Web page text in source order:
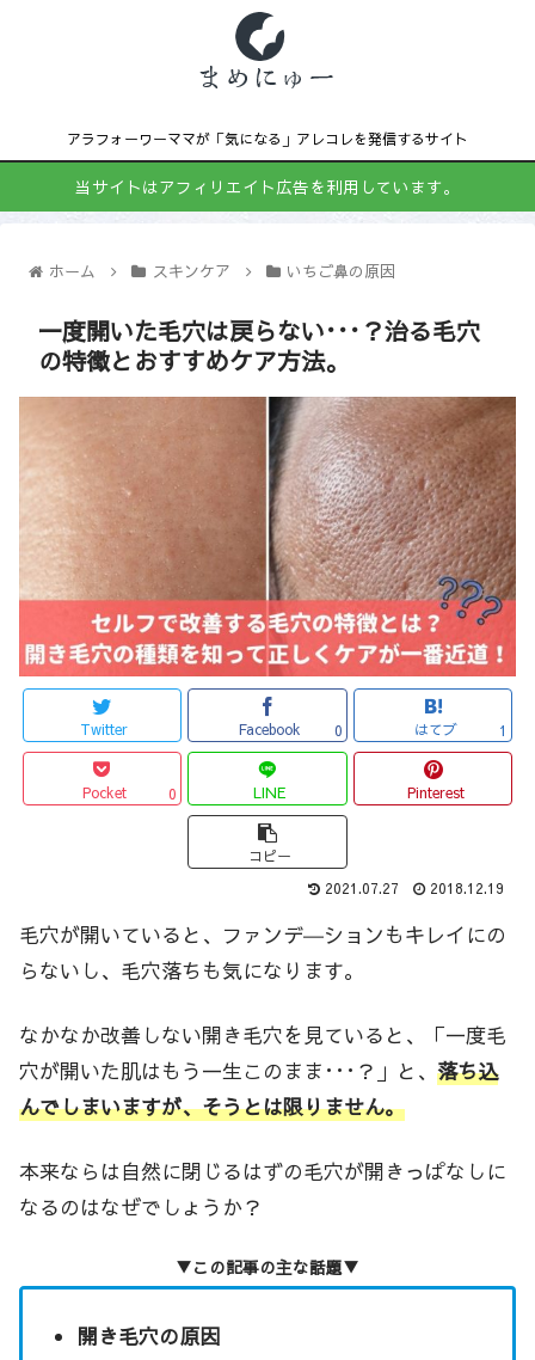
アラフォーワーママが「気になる」アレコレを発信するサイト
当サイトはアフィリエイト広告を利用しています。
ホーム スキンケア いちご鼻の原因
一度開いた毛穴は戻らない･･･？治る毛穴
の特徴とおすすめケア方法。
Twitter Facebook 0 はてブ 1
Pocket 0 LINE Pinterest
コピー
2021.07.27
2018.12.19
毛穴が開いていると、ファンデ―ションもキレイにの
らないし、毛穴落ちも気になります。
なかなか改善しない開き毛穴を見ていると、「一度毛
穴が開いた肌はもう一生このまま･･･？」と、 落ち込
んでしまいますが、そうとは限りません。
本来ならは自然に閉じるはずの毛穴が開きっぱなしに
なるのはなぜでしょうか？
▼この記事の主な話題▼
開き毛穴の原因